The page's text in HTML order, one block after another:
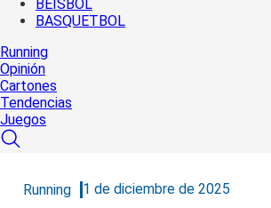
BEISBOL
BASQUETBOL
Running
Opinión
Cartones
Tendencias
Juegos
Running 1 de diciembre de 2025